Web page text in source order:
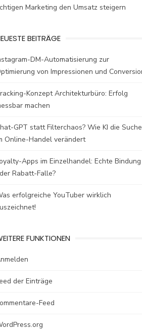
Marketing den Umsatz steigern
BEITRÄGE
DM-Automatisierung zur
von Impressionen und
Konzept Architekturbüro: Erfolg
machen
GPT statt Filterchaos? Wie KI die Suche
Online-Handel verändert
Apps im Einzelhandel: Echte Bindung
Rabatt-Falle?
erfolgreiche YouTuber wirklich
FUNKTIONEN
der Einträge
Feed